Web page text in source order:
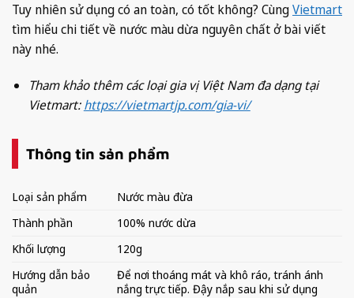
Tuy nhiên sử dụng có an toàn, có tốt không? CùngVietmart
tìm hiểu chi tiết về nước màu dừa nguyên chất ở bài viết
này nhé.
Tham khảo thêm các loại gia vị Việt Nam đa dạng tại
Vietmart:https://vietmartjp.com/gia-vi/
Thông tin sản phẩm
Loại sản phẩm
Nước màu đừa
Thành phần
100% nước dừa
Khối lượng
120g
Hướng dẫn bảo
quản
Để nơi thoáng mát và khô ráo, tránh ánh
nắng trực tiếp. Đậy nắp sau khi sử dụng